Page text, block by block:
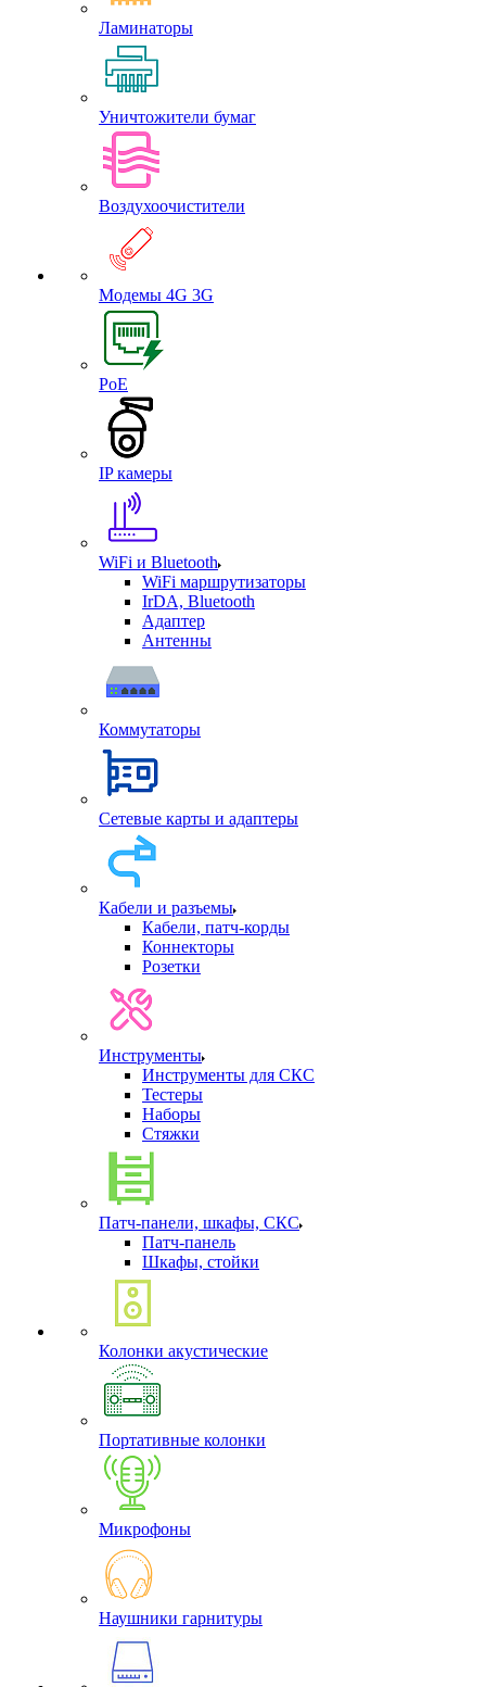
Ламинаторы
Уничтожители бумаг
Воздухоочистители
Модемы 4G 3G
PoE
IP камеры
WiFi и Bluetooth
WiFi маршрутизаторы
IrDA, Bluetooth
Адаптер
Антенны
Коммутаторы
Сетевые карты и адаптеры
Кабели и разъемы
Кабели, патч-корды
Коннекторы
Розетки
Инструменты
Инструменты для СКС
Тестеры
Наборы
Стяжки
Патч-панели, шкафы, СКС
Патч-панель
Шкафы, стойки
Колонки акустические
Портативные колонки
Микрофоны
Наушники гарнитуры